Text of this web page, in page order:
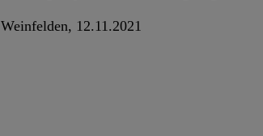
Weinfelden, 12.11.2021